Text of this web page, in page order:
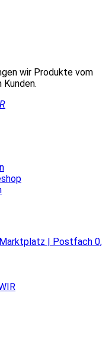
wir Produkte vom
| Postfach 0,